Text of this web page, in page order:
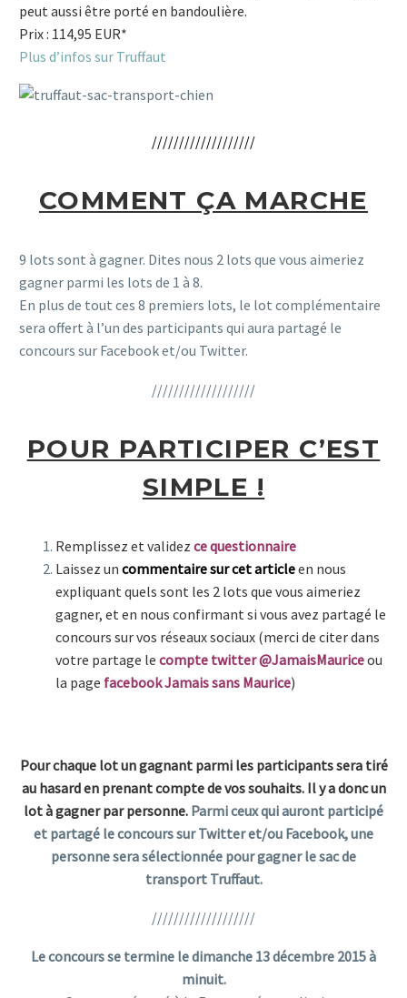
peut aussi être porté en bandoulière.
Prix : 114,95 EUR*
Plus d’infos sur Truffaut
///////////////////
COMMENT ÇA MARCHE
9 lots sont à gagner. Dites nous 2 lots que vous aimeriez
gagner parmi les lots de 1 à 8.
En plus de tout ces 8 premiers lots, le lot complémentaire
sera offert à l’un des participants qui aura partagé le
concours sur Facebook et/ou Twitter.
///////////////////
POUR PARTICIPER C’EST
SIMPLE !
Remplissez et validez ce questionnaire
Laissez un commentaire sur cet articleen nous
expliquant quels sont les 2 lots que vous aimeriez
gagner, et en nous confirmant si vous avez partagé le
concours sur vos réseaux sociaux (merci de citer dans
votre partage le compte twitter @JamaisMauriceou
la page facebook Jamais sans Maurice)
Pour chaque lot un gagnant parmi les participants sera tiré
au hasard en prenant compte de vos souhaits. Il y a donc un
lot à gagner par personne. Parmi ceux qui auront participé
et partagé le concours sur Twitter et/ou Facebook, une
personne sera sélectionnée pour gagner le sac de
transport Truffaut.
///////////////////
Le concours se termine le dimanche 13 décembre 2015 à
minuit.